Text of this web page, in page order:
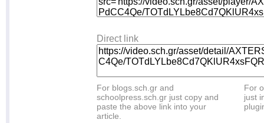
Direct link
For blogs.sch.gr and
schoolpress.sch.gr just copy and
paste the above link into your
article.
For
just